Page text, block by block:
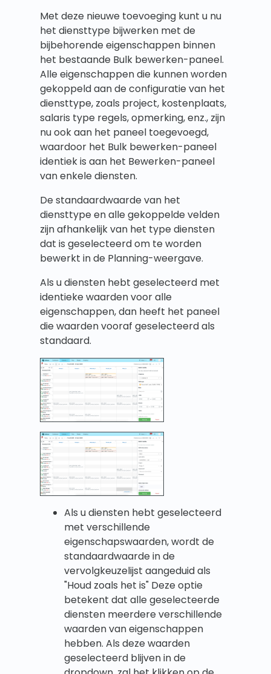
Met deze nieuwe toevoeging kunt u nu
het diensttype bijwerken met de
bijbehorende eigenschappen binnen
het bestaande Bulk bewerken-paneel.
Alle eigenschappen die kunnen worden
gekoppeld aan de configuratie van het
diensttype, zoals project, kostenplaats,
salaris type regels, opmerking, enz., zijn
nu ook aan het paneel toegevoegd,
waardoor het Bulk bewerken-paneel
identiek is aan het Bewerken-paneel
van enkele diensten.
De standaardwaarde van het
diensttype en alle gekoppelde velden
zijn afhankelijk van het type diensten
dat is geselecteerd om te worden
bewerkt in de Planning-weergave.
Als u diensten hebt geselecteerd met
identieke waarden voor alle
eigenschappen, dan heeft het paneel
die waarden vooraf geselecteerd als
standaard.
Als u diensten hebt geselecteerd
met verschillende
eigenschapswaarden, wordt de
standaardwaarde in de
vervolgkeuzelijst aangeduid als
"Houd zoals het is" Deze optie
betekent dat alle geselecteerde
diensten meerdere verschillende
waarden van eigenschappen
hebben. Als deze waarden
geselecteerd blijven in de